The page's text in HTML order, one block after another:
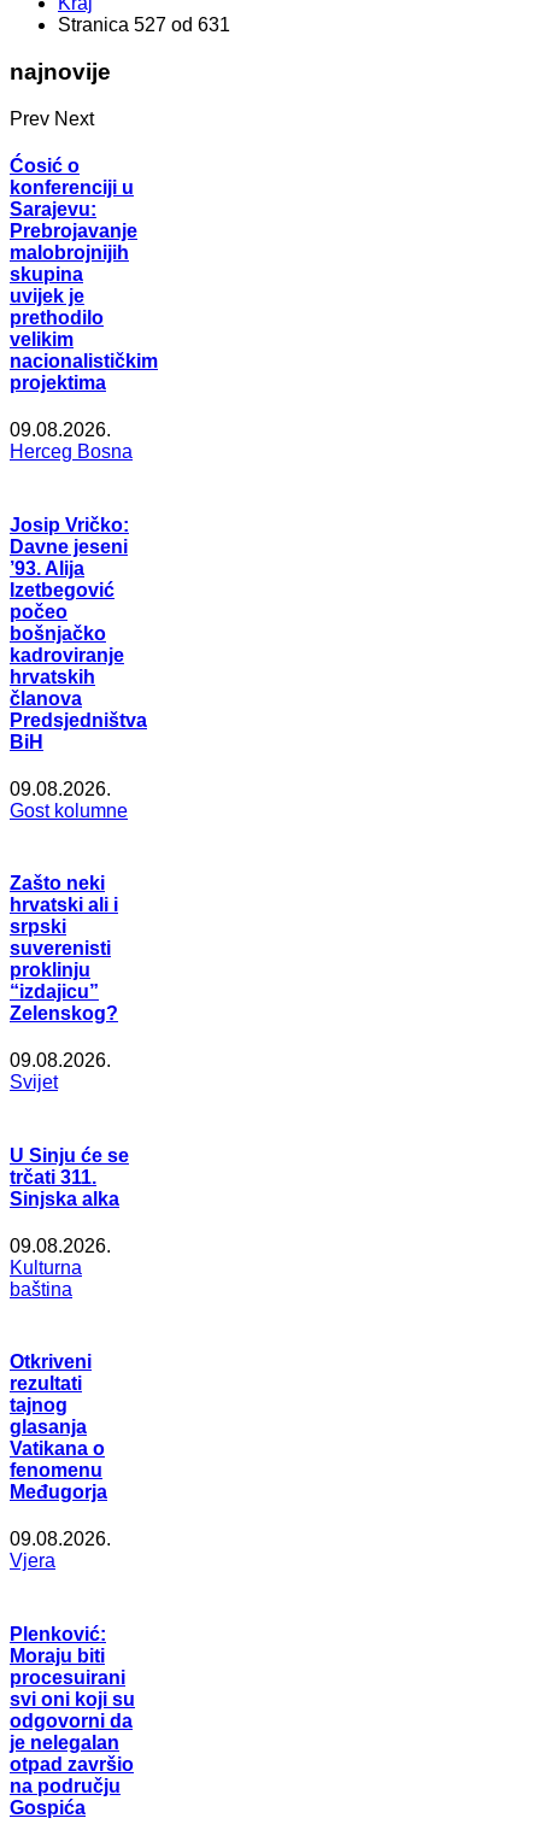
Stranica 527 od 631
najnovije
Prev Next
Ćosić o
konferenciji u
Sarajevu:
Prebrojavanje
malobrojnijih
skupina
uvijek je
prethodilo
velikim
nacionalističkim
projektima
09.08.2026.
Herceg Bosna
Josip Vričko:
Davne jeseni
’93. Alija
Izetbegović
počeo
bošnjačko
kadroviranje
hrvatskih
članova
Predsjedništva
BiH
09.08.2026.
Gost kolumne
Zašto neki
hrvatski ali i
srpski
suverenisti
proklinju
“izdajicu”
Zelenskog?
09.08.2026.
Svijet
U Sinju će se
trčati 311.
Sinjska alka
09.08.2026.
Kulturna
baština
Otkriveni
rezultati
tajnog
glasanja
Vatikana o
fenomenu
Međugorja
09.08.2026.
Vjera
Plenković:
Moraju biti
procesuirani
svi oni koji su
odgovorni da
je nelegalan
otpad završio
na području
Gospića